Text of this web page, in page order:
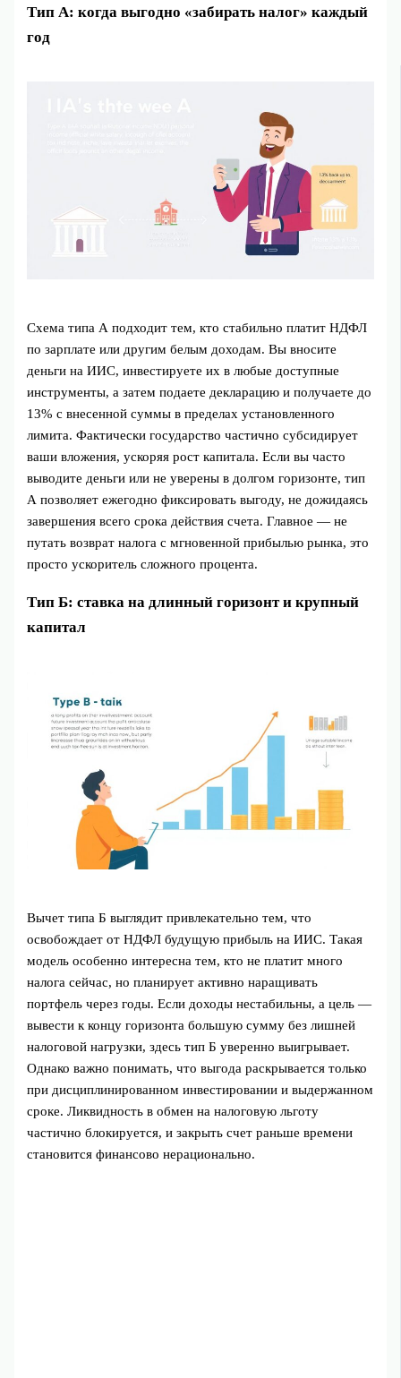
Тип А: когда выгодно «забирать налог» каждый
год
Схема типа А подходит тем, кто стабильно платит НДФЛ
по зарплате или другим белым доходам. Вы вносите
деньги на ИИС, инвестируете их в любые доступные
инструменты, а затем подаете декларацию и получаете до
13% с внесенной суммы в пределах установленного
лимита. Фактически государство частично субсидирует
ваши вложения, ускоряя рост капитала. Если вы часто
выводите деньги или не уверены в долгом горизонте, тип
А позволяет ежегодно фиксировать выгоду, не дожидаясь
завершения всего срока действия счета. Главное — не
путать возврат налога с мгновенной прибылью рынка, это
просто ускоритель сложного процента.
Тип Б: ставка на длинный горизонт и крупный
капитал
Вычет типа Б выглядит привлекательно тем, что
освобождает от НДФЛ будущую прибыль на ИИС. Такая
модель особенно интересна тем, кто не платит много
налога сейчас, но планирует активно наращивать
портфель через годы. Если доходы нестабильны, а цель —
вывести к концу горизонта большую сумму без лишней
налоговой нагрузки, здесь тип Б уверенно выигрывает.
Однако важно понимать, что выгода раскрывается только
при дисциплинированном инвестировании и выдержанном
сроке. Ликвидность в обмен на налоговую льготу
частично блокируется, и закрыть счет раньше времени
становится финансово нерационально.